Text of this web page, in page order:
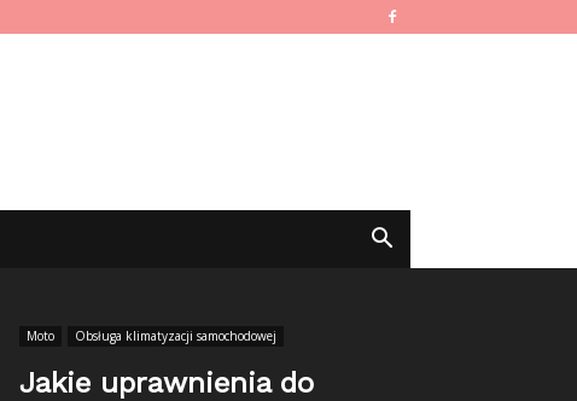
Moto Obsługa klimatyzacji samochodowej
Jakie uprawnienia do